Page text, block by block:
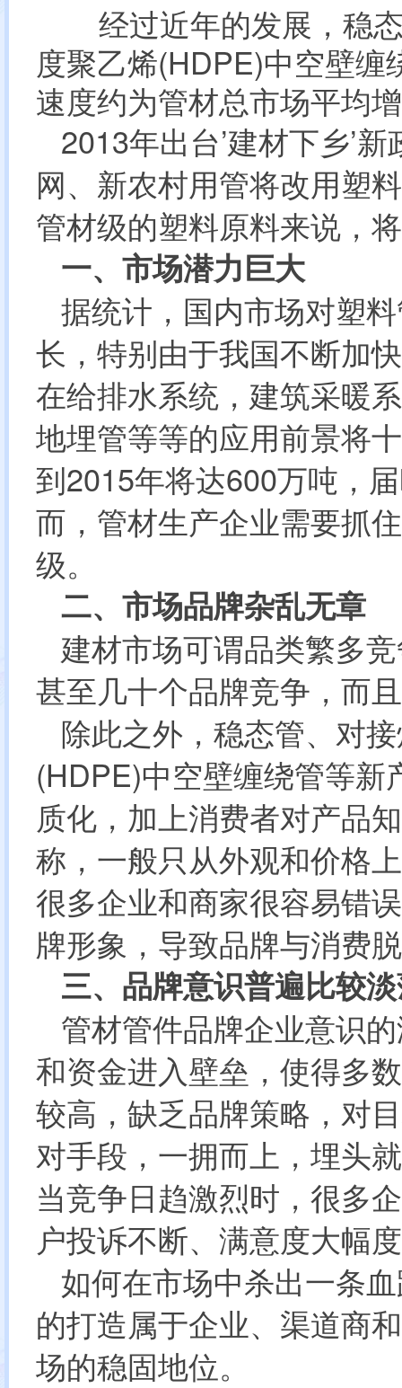
经过近年的发展，稳态
度聚乙烯(HDPE)中空壁
速度约为管材总市场平均
2013年出台’建材下乡’
网、新农村用管将改用塑
管材级的塑料原料来说，
一、市场潜力巨大
据统计，国内市场对塑
长，特别由于我国不断加
在给排水系统，建筑采暖
地埋管等等的应用前景将
到2015年将达600万吨，
而，管材生产企业需要抓
级。
二、市场品牌杂乱无章
建材市场可谓品类繁多
甚至几十个品牌竞争，而
除此之外，稳态管、对
(HDPE)中空壁缠绕管等
质化，加上消费者对产品
称，一般只从外观和价格
很多企业和商家很容易错
牌形象，导致品牌与消费
三、品牌意识普遍比较
管材管件品牌企业意识
和资金进入壁垒，使得多
较高，缺乏品牌策略，对
对手段，一拥而上，埋头
当竞争日趋激烈时，很多
户投诉不断、满意度大幅
如何在市场中杀出一条
的打造属于企业、渠道商
场的稳固地位。